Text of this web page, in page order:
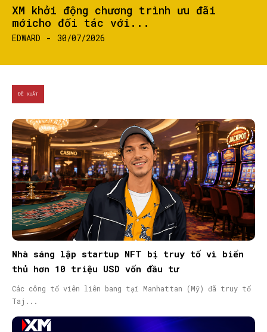
XM khởi động chương trình ưu đãi
mớicho đối tác với...
EDWARD - 30/07/2026
ĐỀ XUẤT
Nhà sáng lập startup NFT bị truy tố vì biển
thủ hơn 10 triệu USD vốn đầu tư
Các công tố viên liên bang tại Manhattan (Mỹ) đã truy tố
Taj...